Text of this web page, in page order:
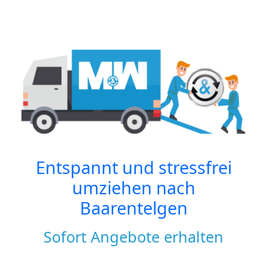
Entspannt und stressfrei
umziehen nach
Baarentelgen
Sofort Angebote erhalten